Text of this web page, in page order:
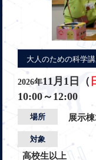
大人のための科学
2026年11月1日（
10:00～12:00
場所 展示
対象
高校生以上